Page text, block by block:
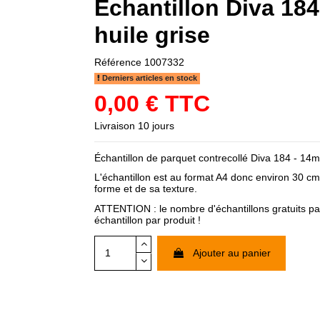
Échantillon Diva
huile grise
Référence 1007332
Derniers articles en stock
0,00 € TTC
Livraison 10 jours
Échantillon de parquet contrecollé Diva 184 -
L'échantillon est au format A4 donc environ 30
forme et de sa texture.
ATTENTION : le nombre d'échantillons gratuits
échantillon par produit !
Ajouter au panier